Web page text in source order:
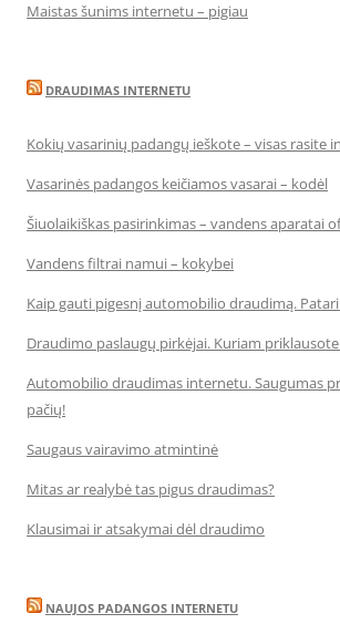
Maistas šunims internetu – pigiau
DRAUDIMAS INTERNETU
Kokių vasarinių padangų ieškote – visas rasite
Vasarinės padangos keičiamos vasarai – kodėl
Šiuolaikiškas pasirinkimas – vandens aparatai
Vandens filtrai namui – kokybei
Kaip gauti pigesnį automobilio draudimą.
Draudimo paslaugų pirkėjai. Kuriam priklausote
Automobilio draudimas internetu. Saugumas
pačių!
Saugaus vairavimo atmintinė
Mitas ar realybė tas pigus draudimas?
Klausimai ir atsakymai dėl draudimo
NAUJOS PADANGOS INTERNETU